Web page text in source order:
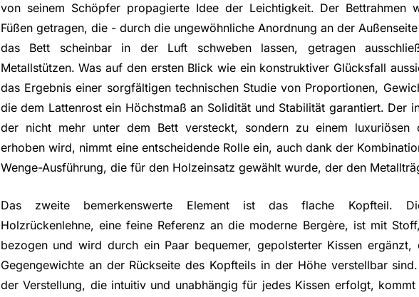
von seinem Schöpfer propagierte Idee der Leichtigkeit. Der Bettrahmen
Füßen getragen, die - durch die ungewöhnliche Anordnung an der
das Bett scheinbar in der Luft schweben lassen, getragen
Metallstützen. Was auf den ersten Blick wie ein konstruktiver Glücksfall
das Ergebnis einer sorgfältigen technischen Studie von Proportionen,
die dem Lattenrost ein Höchstmaß an Solidität und Stabilität garantiert. Der
der nicht mehr unter dem Bett versteckt, sondern zu einem luxuriösen
erhoben wird, nimmt eine entscheidende Rolle ein, auch dank der
Wenge-Ausführung, die für den Holzeinsatz gewählt wurde, der den
Das zweite bemerkenswerte Element ist das flache Kopfteil.
Holzrückenlehne, eine feine Referenz an die moderne Bergère, ist mit
bezogen und wird durch ein Paar bequemer, gepolsterter Kissen
Gegengewichte an der Rückseite des Kopfteils in der Höhe verstellbar
der Verstellung, die intuitiv und unabhängig für jedes Kissen erfolgt,